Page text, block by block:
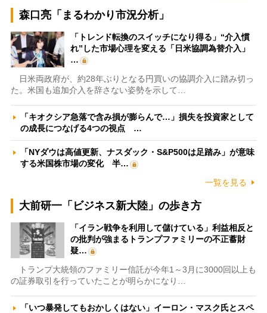
森口亮「まるわかり市況分析」
「トレンド転換のスイッチになり得る」“介入慣
れ”した市場心理を変える「日米協調為替介入」
…
日米両政府が、約28年ぶりとなる円買いの協調介入に踏み切っ
た。米国も追加介入を辞さない姿勢を示して…
「キオクシア急落で含み損が膨らんで…」損失を投資家として
の成長につなげる4つの視点 …
「NYダウは高値更新、ナスダック・S&P500は足踏み」が意味
する米国株市場の変化 半…
一覧を見る
大前研一「ビジネス新大陸」の歩き方
「イラン戦争を利用して儲けている」利益相反と
の批判が強まるトランプファミリーの不正蓄財
疑…
トランプ大統領のファミリー信託が今年1～3月に3000回以上も
の証券取引を行っていたことが明らかになり…
「いつ暴発してもおかしくはない」イーロン・マスク氏とスペ